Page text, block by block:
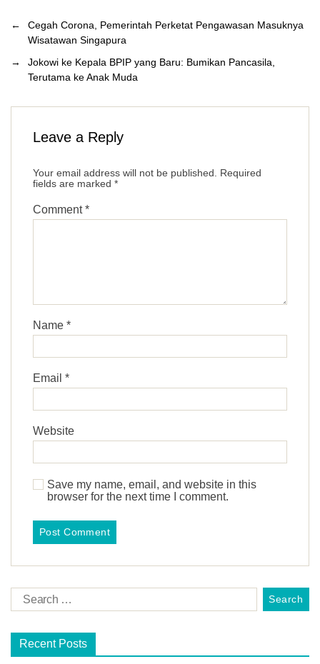
←
Cegah Corona, Pemerintah Perketat Pengawasan Masuknya
Wisatawan Singapura
→
Jokowi ke Kepala BPIP yang Baru: Bumikan Pancasila,
Terutama ke Anak Muda
Leave a Reply
Your email address will not be published.
Required
fields are marked *
Comment*
Name *
Email *
Website
Save my name, email, and website in this
browser for the next time I comment.
Recent Posts